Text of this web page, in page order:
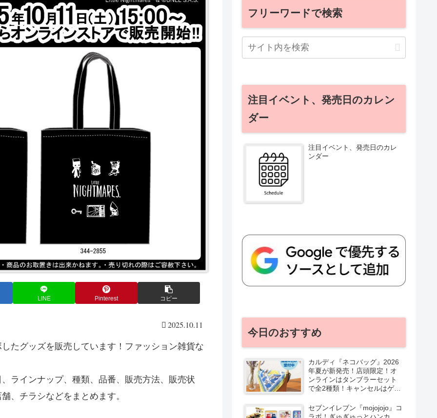
LINE Pinterest コピー
2025.10.11
たグッズを販売しています！ファッション雑貨な
ラインナップ、種類、品番、販売方法、販売状
、チラシなどをまとめます。
フリーワードで検索
注目イベント、発売日のカレン
ダー
注目イベント、発売日のカレ
ンダー
今日のおすすめ
カルディ『ネコバッグ』2026
年夏が新発売！店頭限定！オ
ンラインはタンブラーセット
で全2種類！キャンセルはゲリ
セブンイレブン『mojojojo』コ